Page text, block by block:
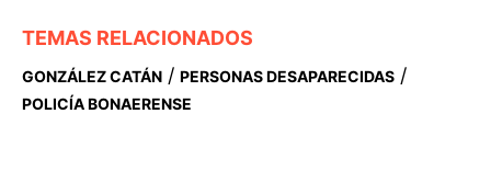
TEMAS RELACIONADOS
GONZÁLEZ CATÁN / PERSONAS DESAPARECIDAS /
POLICÍA BONAERENSE